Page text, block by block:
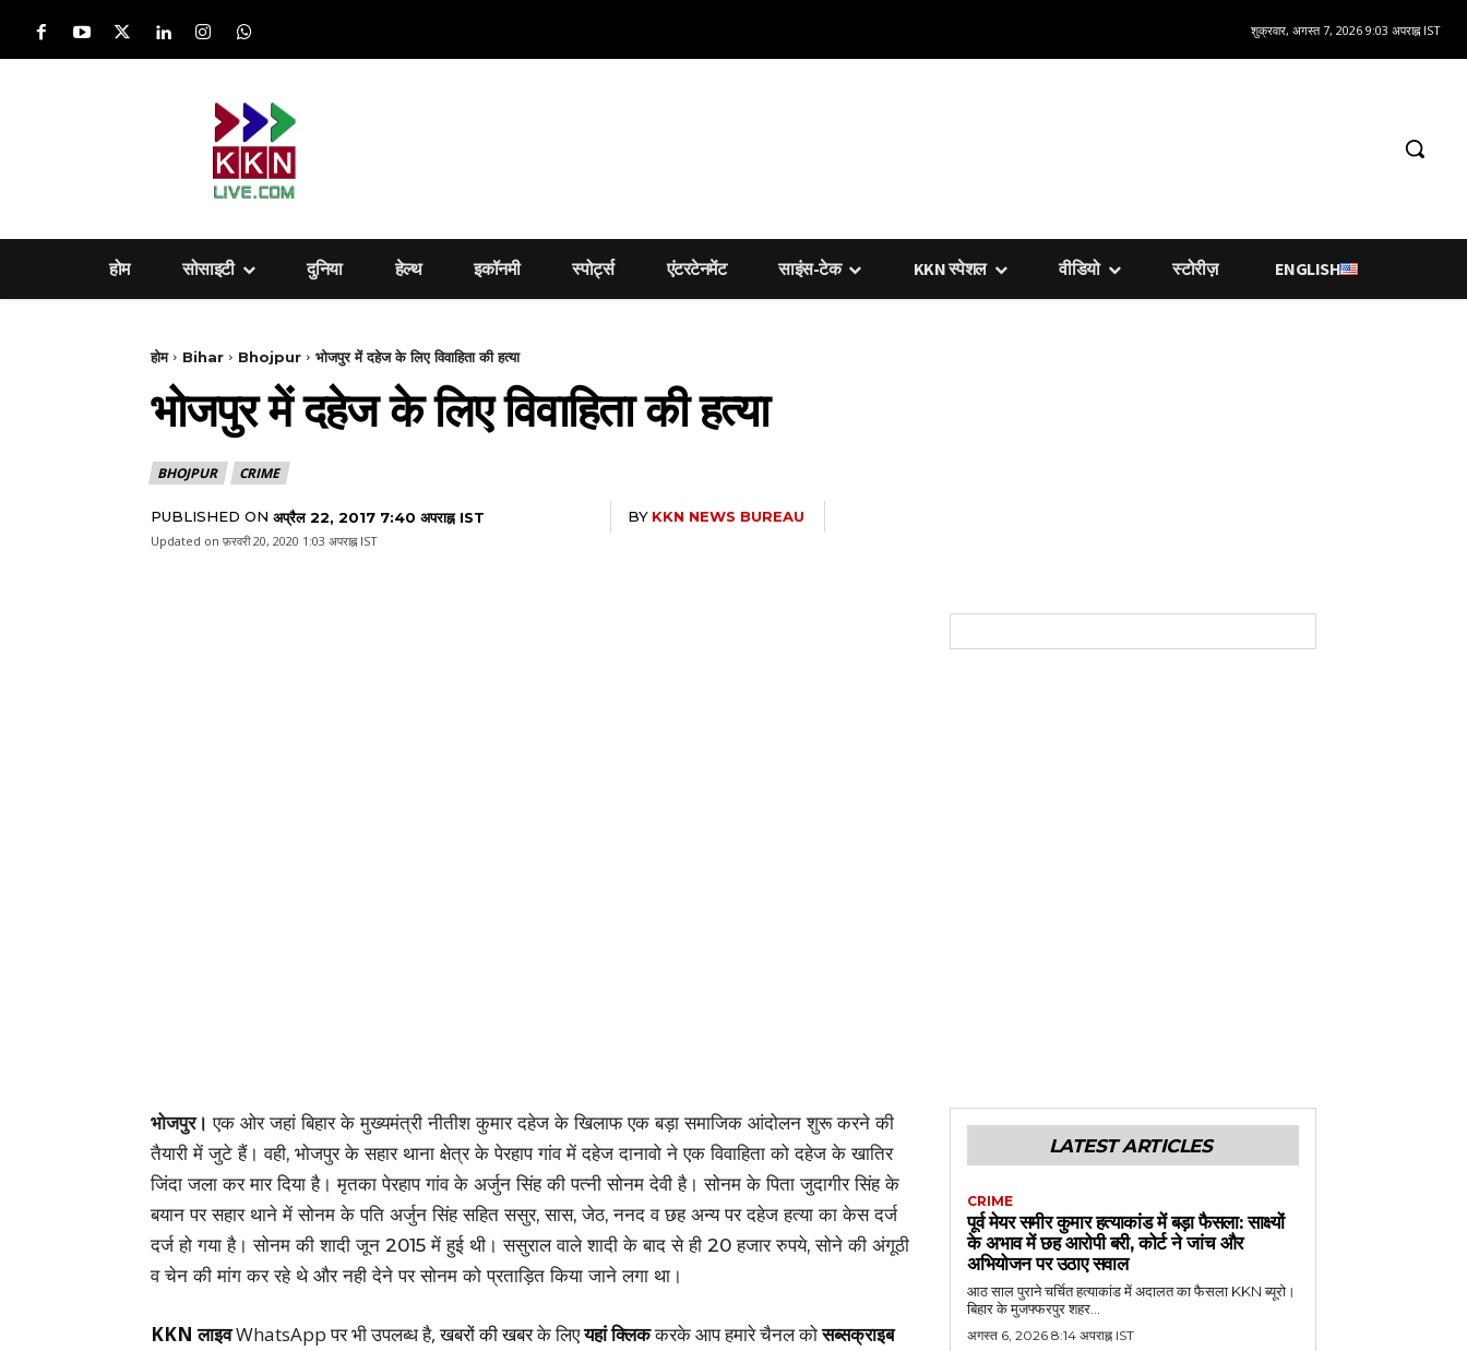
शुक्रवार, अगस्त 7, 2026 9:03 अपराह्न IST
होम सोसाइटी दुनिया हेल्‍थ इकॉनमी स्पोर्ट्स एंटरटेनमेंट साइंस-टेक KKN स्पेशल वीडियो स्टोरीज़ ENGLISH
होम Bihar Bhojpur भोजपुर में दहेज के लिए विवाहिता की हत्या
भोजपुर में दहेज के लिए विवाहिता की हत्या
BHOJPUR CRIME
PUBLISHED ON अप्रैल 22, 2017 7:40 अपराह्न IST BY KKN NEWS BUREAU
Updated on फ़रवरी 20, 2020 1:03 अपराह्न IST
भोजपुर। एक ओर जहां बिहार के मुख्यमंत्री नीतीश कुमार दहेज के खिलाफ एक बड़ा समाजिक आंदोलन शुरू करने की
तैयारी में जुटे हैं। वही, भोजपुर के सहार थाना क्षेत्र के पेरहाप गांव में दहेज दानावो ने एक विवाहिता को दहेज के खातिर
जिंदा जला कर मार दिया है। मृतका पेरहाप गांव के अर्जुन सिंह की पत्नी सोनम देवी है। सोनम के पिता जुदागीर सिंह के
बयान पर सहार थाने में सोनम के पति अर्जुन सिंह सहित ससुर, सास, जेठ, ननद व छह अन्य पर दहेज हत्या का केस दर्ज
दर्ज हो गया है। सोनम की शादी जून 2015 में हुई थी। ससुराल वाले शादी के बाद से ही 20 हजार रुपये, सोने की अंगूठी
व चेन की मांग कर रहे थे और नही देने पर सोनम को प्रताड़ित किया जाने लगा था।
KKN लाइवWhatsApp पर भी उपलब्ध है,खबरों की खबरके लिएयहां क्लिककरके आप हमारे चैनल कोसब्सक्राइब
LATEST ARTICLES
CRIME
पूर्व मेयर समीर कुमार हत्याकांड में बड़ा फैसला: साक्ष्यों
के अभाव में छह आरोपी बरी, कोर्ट ने जांच और
अभियोजन पर उठाए सवाल
आठ साल पुराने चर्चित हत्याकांड में अदालत का फैसला KKN ब्यूरो।
बिहार के मुजफ्फरपुर शहर...
अगस्त 6, 2026 8:14 अपराह्न IST